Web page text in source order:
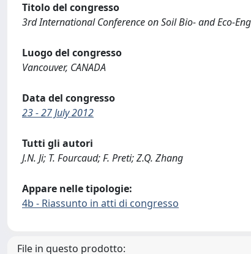
Titolo del congresso
3rd International Conference on Soil Bio- and Eco-
Luogo del congresso
Vancouver, CANADA
Data del congresso
23 - 27 July 2012
Tutti gli autori
J.N. Ji; T. Fourcaud; F. Preti; Z.Q. Zhang
Appare nelle tipologie:
4b - Riassunto in atti di congresso
File in questo prodotto: